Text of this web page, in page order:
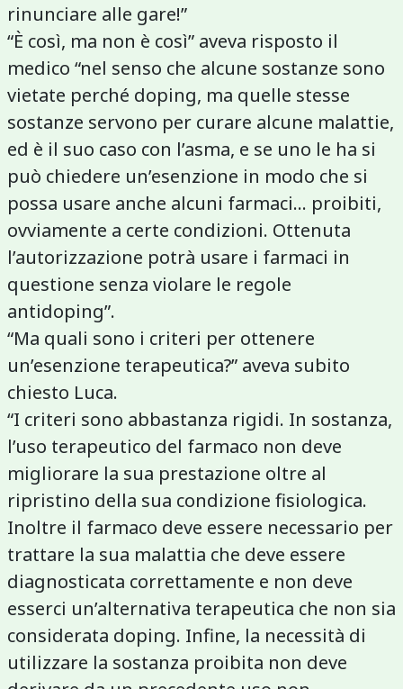
rinunciare alle gare!”
“È così, ma non è così” aveva risposto il
medico “nel senso che alcune sostanze sono
vietate perché doping, ma quelle stesse
sostanze servono per curare alcune malattie,
ed è il suo caso con l’asma, e se uno le ha si
può chiedere un’esenzione in modo che si
possa usare anche alcuni farmaci... proibiti,
ovviamente a certe condizioni. Ottenuta
l’autorizzazione potrà usare i farmaci in
questione senza violare le regole
antidoping”.
“Ma quali sono i criteri per ottenere
un’esenzione terapeutica?” aveva subito
chiesto Luca.
“I criteri sono abbastanza rigidi. In sostanza,
l’uso terapeutico del farmaco non deve
migliorare la sua prestazione oltre al
ripristino della sua condizione fisiologica.
Inoltre il farmaco deve essere necessario per
trattare la sua malattia che deve essere
diagnosticata correttamente e non deve
esserci un’alternativa terapeutica che non sia
considerata doping. Infine, la necessità di
utilizzare la sostanza proibita non deve